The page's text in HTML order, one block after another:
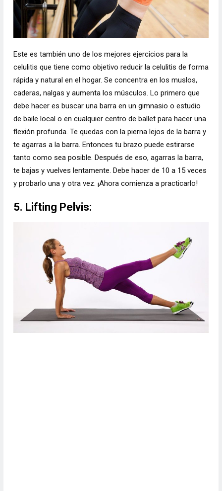
Este es también uno de los mejores ejercicios para la
celulitis que tiene como objetivo reducir la celulitis de forma
rápida y natural en el hogar. Se concentra en los muslos,
caderas, nalgas y aumenta los músculos. Lo primero que
debe hacer es buscar una barra en un gimnasio o estudio
de baile local o en cualquier centro de ballet para hacer una
flexión profunda. Te quedas con la pierna lejos de la barra y
te agarras a la barra. Entonces tu brazo puede estirarse
tanto como sea posible. Después de eso, agarras la barra,
te bajas y vuelves lentamente. Debe hacer de 10 a 15 veces
y probarlo una y otra vez. ¡Ahora comienza a practicarlo!
5. Lifting Pelvis: